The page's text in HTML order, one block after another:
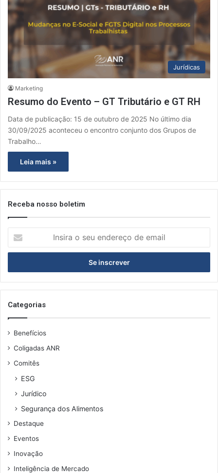
Jurídicas
Marketing
Resumo do Evento – GT Tributário e GT RH
Data de publicação: 15 de outubro de 2025 No último dia
30/09/2025 aconteceu o encontro conjunto dos Grupos de
Trabalho…
Leia mais »
Receba nosso boletim
s
r
a
s
e
n
e
e
e
a
i
Categorias
Benefícios
Coligadas ANR
Comitês
ESG
Jurídico
Segurança dos Alimentos
Destaque
Eventos
Inovação
Inteligência de Mercado